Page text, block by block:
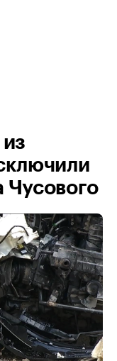
Чусового